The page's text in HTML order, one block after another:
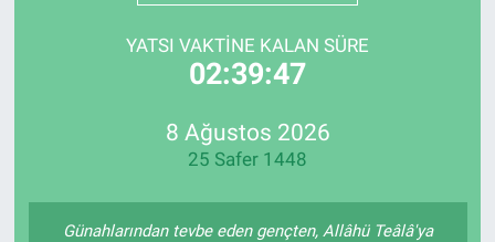
YATSI VAKTINE KALAN SÜRE
02:39:47
8 Ağustos 2026
25 Safer 1448
Günahlarından tevbe eden gençten, Allâhü Teâlâ'ya
Resmi İlan
Zonguldak Trafik Yoğunluk Haritası
Süper Lig Puan Durumu ve Fikstür
Tüm Manşetler
Haber Arşivi